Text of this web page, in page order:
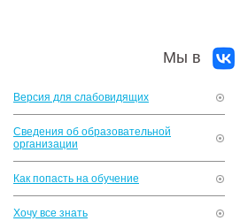
Мы в
Версия для слабовидящих
Сведения об образовательной
организации
Как попасть на обучение
Хочу все знать